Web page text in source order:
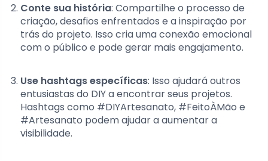
Conte sua história: Compartilhe o processo de
criação, desafios enfrentados e a inspiração por
trás do projeto. Isso cria uma conexão emocional
com o público e pode gerar mais engajamento.
Use hashtags específicas: Isso ajudará outros
entusiastas do DIY a encontrar seus projetos.
Hashtags como #DIYArtesanato, #FeitoÀMão e
#Artesanato podem ajudar a aumentar a
visibilidade.